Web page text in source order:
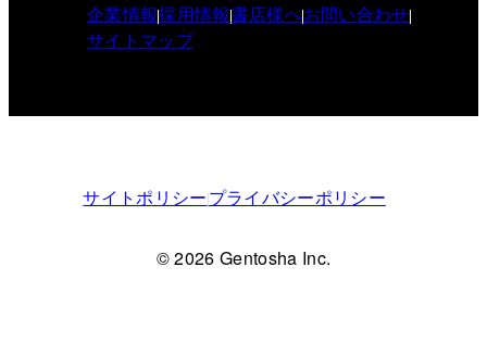
企業情報採用情報書店様へお問い合わせ
サイトマップ
サイトポリシープライバシーポリシー
© 2026 Gentosha Inc.